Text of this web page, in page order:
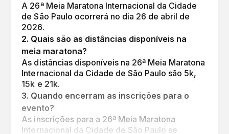
A 26ª Meia Maratona Internacional da Cidade
de São Paulo ocorrerá no dia 26 de abril de
2026.
2. Quais são as distâncias disponíveis na
meia maratona?
As distâncias disponíveis na 26ª Meia Maratona
Internacional da Cidade de São Paulo são 5k,
15k e 21k.
3. Quando encerram as inscrições para o
evento?
As inscrições para a 26ª Meia Maratona
Internacional da Cidade de São Paulo se